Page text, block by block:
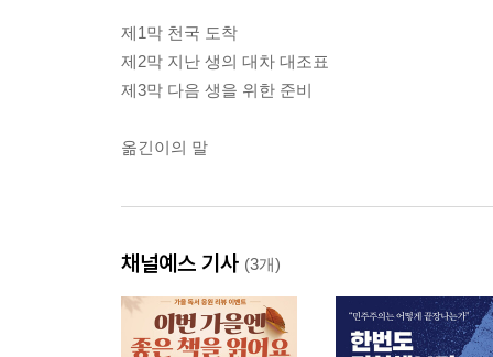
제1막 천국 도착
제2막 지난 생의 대차 대조표
제3막 다음 생을 위한 준비
옮긴이의 말
채널예스 기사 (3개)